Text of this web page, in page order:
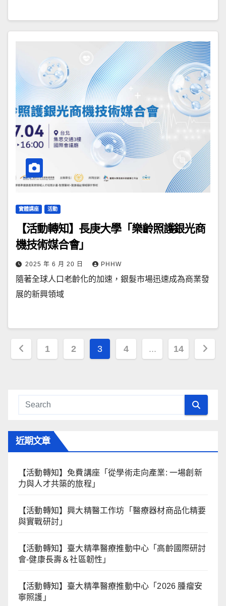
實體講座 活動
【活動轉知】長庚大學「樂齡照護銀光商
機技術媒合會」
2025 年 6 月 20 日 PHHW
隨著全球人口老齡化的加速，銀髮市場迅速成為商業發
展的新興領域
文
1 2 3 4 ... 14
近期文章
【活動轉知】免費講座「從學術走向產業: ⼀場創新
力與⼈才共築的旅程」
【活動轉知】興大精醫工作坊「醫療器材商品化精要
與實戰研討」
【活動轉知】臺大精準醫療推動中心「高齡國際研討
會-健康長壽＆社區韌性」
【活動轉知】臺大精準醫療推動中心「2026 腫瘤安
寧照護」